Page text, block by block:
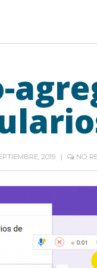
2019 NO